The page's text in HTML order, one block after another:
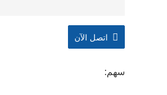
اتصل الآن
سهم: